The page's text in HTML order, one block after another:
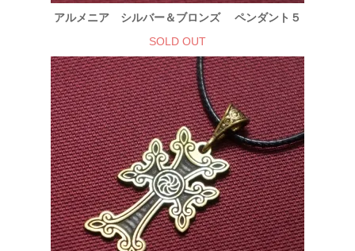
アルメニア シルバー＆ブロンズ ペンダント５
SOLD OUT